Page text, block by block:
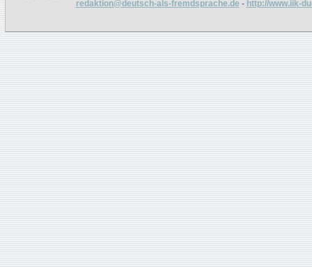
redaktion@deutsch-als-fremdsprache.de - http://www.iik-